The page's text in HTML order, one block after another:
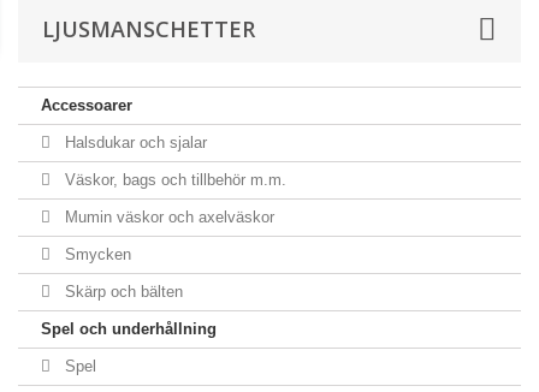
LJUSMANSCHETTER
Accessoarer
Halsdukar och sjalar
Väskor, bags och tillbehör m.m.
Mumin väskor och axelväskor
Smycken
Skärp och bälten
Spel och underhållning
Spel